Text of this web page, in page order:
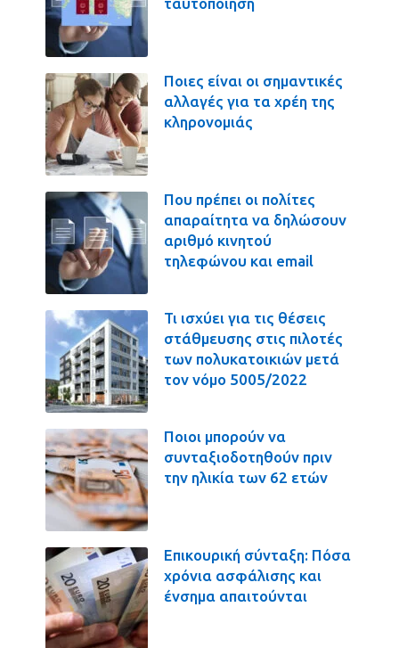
Ποιες είναι οι σημαντικές
αλλαγές για τα χρέη της
κληρονομιάς
Που πρέπει οι πολίτες
απαραίτητα να δηλώσουν
αριθμό κινητού
τηλεφώνου και email
Τι ισχύει για τις θέσεις
στάθμευσης στις πιλοτές
των πολυκατοικιών μετά
τον νόμο 5005/2022
Ποιοι μπορούν να
συνταξιοδοτηθούν πριν
την ηλικία των 62 ετών
Επικουρική σύνταξη: Πόσα
χρόνια ασφάλισης και
ένσημα απαιτούνται